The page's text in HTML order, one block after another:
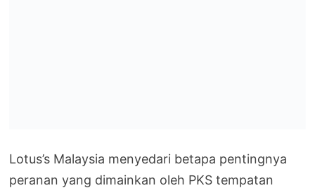
Lotus’s Malaysia menyedari betapa pentingnya
peranan yang dimainkan oleh PKS tempatan